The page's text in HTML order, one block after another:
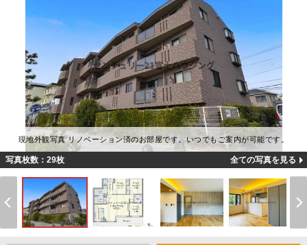
現地外観写真 リノベーション済のお部屋です。いつでもご案内が可能です。
写真枚数：29枚 全ての写真を見る